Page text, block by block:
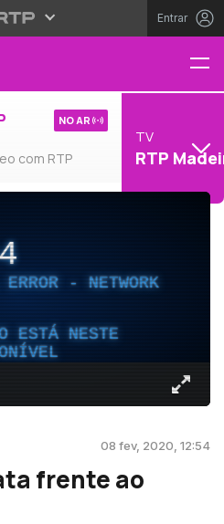
Entrar
com RTP
NO AR
TV
RTP
- NETWORK
ESTÁ NESTE
08 fev, 2020, 12:54
frente ao